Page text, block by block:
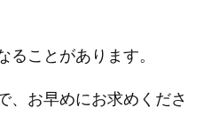
ることがあります。
、お早めにお求めくださ